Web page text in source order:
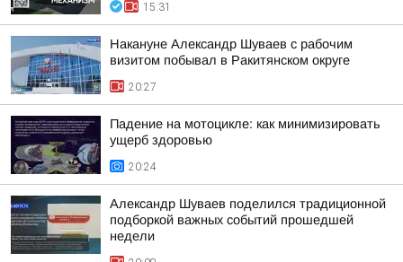
15:31
Накануне Александр Шуваев с рабочим
визитом побывал в Ракитянском округе
20:27
Падение на мотоцикле: как минимизировать
ущерб здоровью
20:24
Александр Шуваев поделился традиционной
подборкой важных событий прошедшей
недели